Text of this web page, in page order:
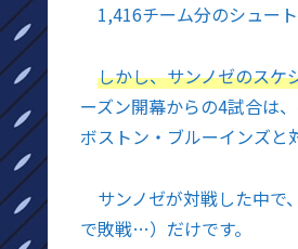
1,416チーム分のシュー
しかし、サンノゼのスケ
ーズン開幕からの4試合は
ボストン・ブルーインズと
サンノゼが対戦した中で
で敗戦…）だけです。